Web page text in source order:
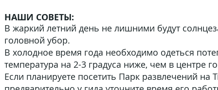
НАШИ СОВЕТЫ:
В жаркий летний день не лишними будут
головной убор.
В холодное время года необходимо одеться
температура на 2-3 градуса ниже, чем в центре
Если планируете посетить Парк развлечений на